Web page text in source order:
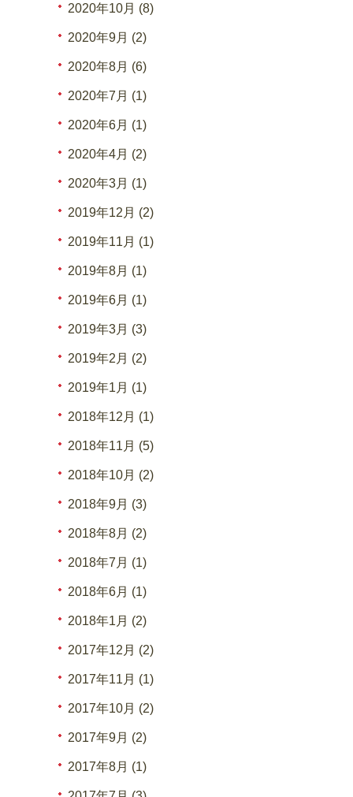
2020年10月 (8)
2020年9月 (2)
2020年8月 (6)
2020年7月 (1)
2020年6月 (1)
2020年4月 (2)
2020年3月 (1)
2019年12月 (2)
2019年11月 (1)
2019年8月 (1)
2019年6月 (1)
2019年3月 (3)
2019年2月 (2)
2019年1月 (1)
2018年12月 (1)
2018年11月 (5)
2018年10月 (2)
2018年9月 (3)
2018年8月 (2)
2018年7月 (1)
2018年6月 (1)
2018年1月 (2)
2017年12月 (2)
2017年11月 (1)
2017年10月 (2)
2017年9月 (2)
2017年8月 (1)